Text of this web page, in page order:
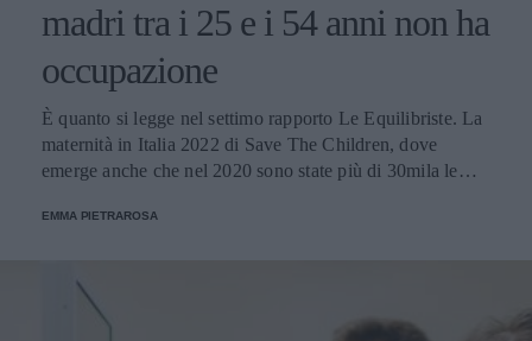
madri tra i 25 e i 54 anni non ha
occupazione
È quanto si legge nel settimo rapporto Le Equilibriste. La
maternità in Italia 2022 di Save The Children, dove
emerge anche che nel 2020 sono state più di 30mila le
EMMA PIETRAROSA